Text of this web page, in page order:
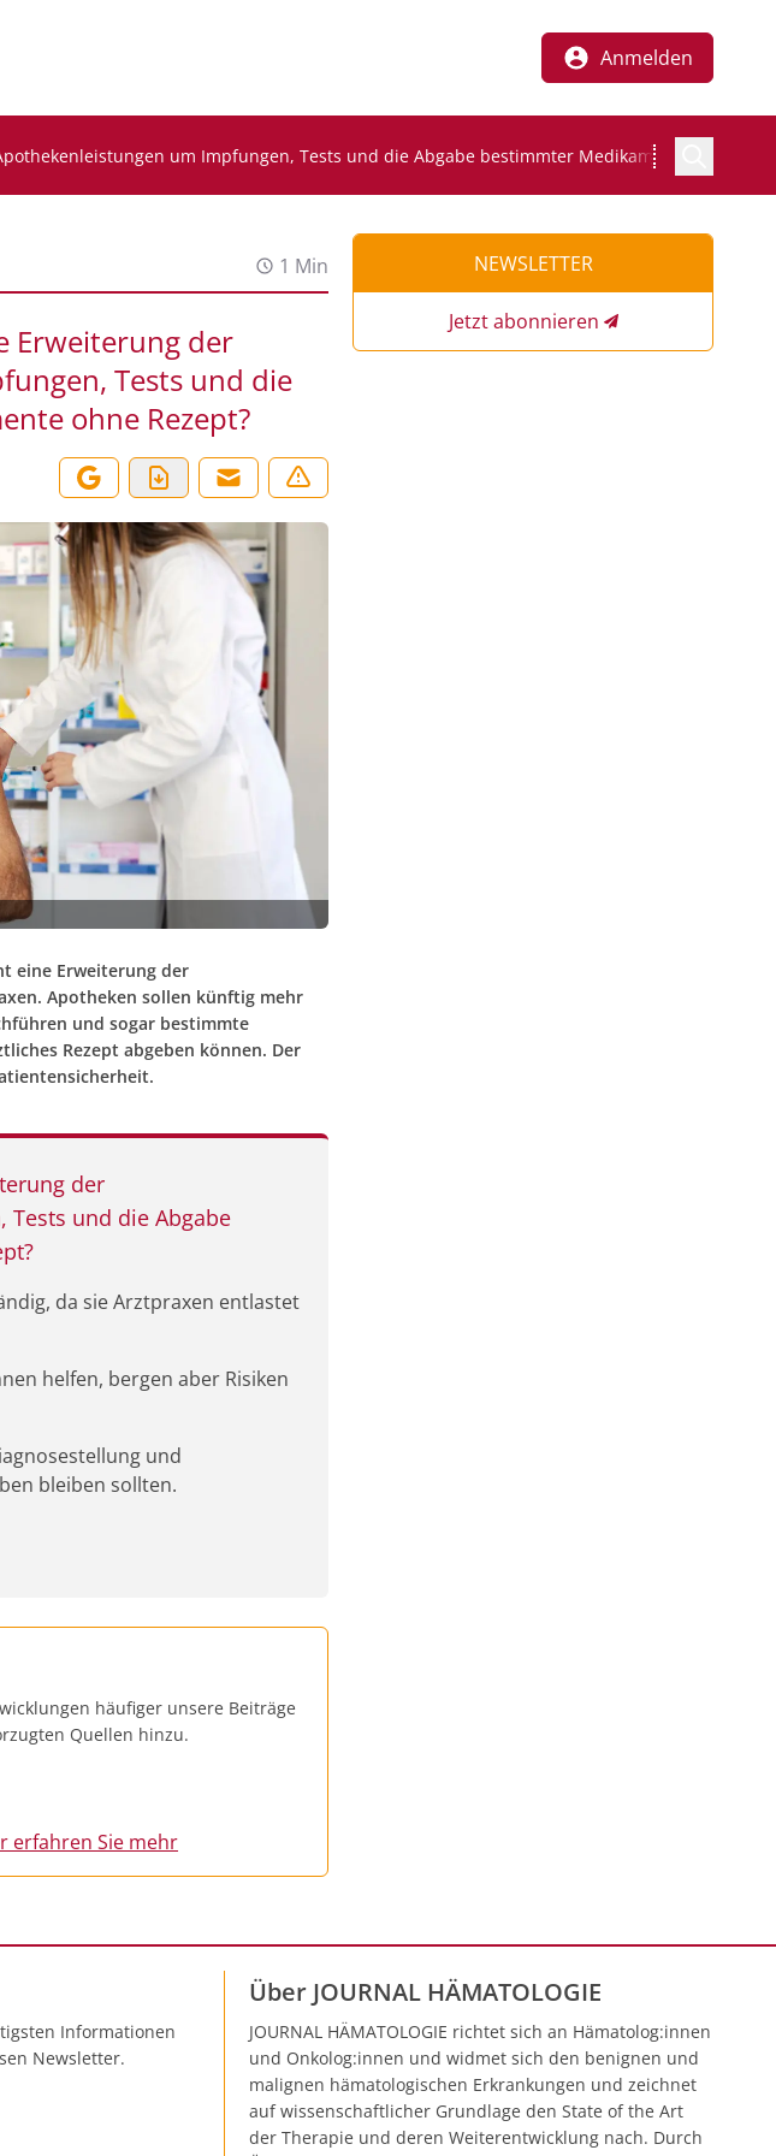
Anmelden
um Impfungen, Tests und die Abgabe bestimmter Medikamente ohne
1 Min
Erweiterung der
Tests und die
ohne Rezept?
eine Erweiterung der
Apotheken sollen künftig mehr
und sogar bestimmte
Rezept abgeben können. Der
der
und die Abgabe
da sie Arztpraxen entlastet
helfen, bergen aber Risiken
und
bleiben sollten.
häufiger unsere Beiträge
Quellen hinzu.
erfahren Sie mehr
NEWSLETTER
Jetzt abonnieren
Informationen
Newsletter.
Über JOURNAL HÄMATOLOGIE
JOURNAL HÄMATOLOGIE richtet sich an Hämatolog:innen
und Onkolog:innen und widmet sich den benignen und
malignen hämatologischen Erkrankungen und zeichnet
auf wissenschaftlicher Grundlage den State of the Art
der Therapie und deren Weiterentwicklung nach. Durch